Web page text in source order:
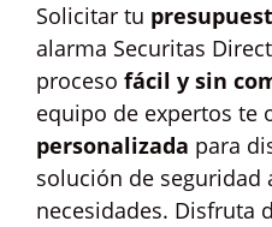
Solicitar tu
alarma Securitas
proceso fácil y sin
equipo de expertos te
personalizada para
solución de seguridad
necesidades. Disfruta